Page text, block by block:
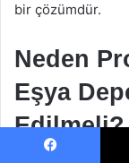
bir çözümdür.
Neden
Eşya
Edilmeli?